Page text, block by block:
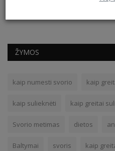
ŽYMOS
kaip numesti svorio kaip
kaip sulieknėti kaip greitai
Svorio metimas dietos
Baltymai svoris kaip